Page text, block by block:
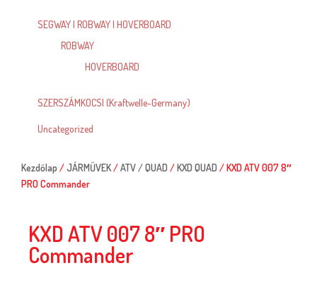
SEGWAY | ROBWAY | HOVERBOARD
ROBWAY
HOVERBOARD
SZERSZÁMKOCSI (Kraftwelle-Germany)
Uncategorized
Kezdőlap /JÁRMŰVEK /ATV / QUAD /KXD QUAD / KXD ATV 007 8″
PRO Commander
KXD ATV 007 8″ PRO
Commander